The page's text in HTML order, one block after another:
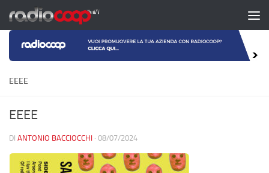
Salta al contenuto
EEEE
EEEE
DI ANTONIO BACCIOCCHI · 08/07/2024